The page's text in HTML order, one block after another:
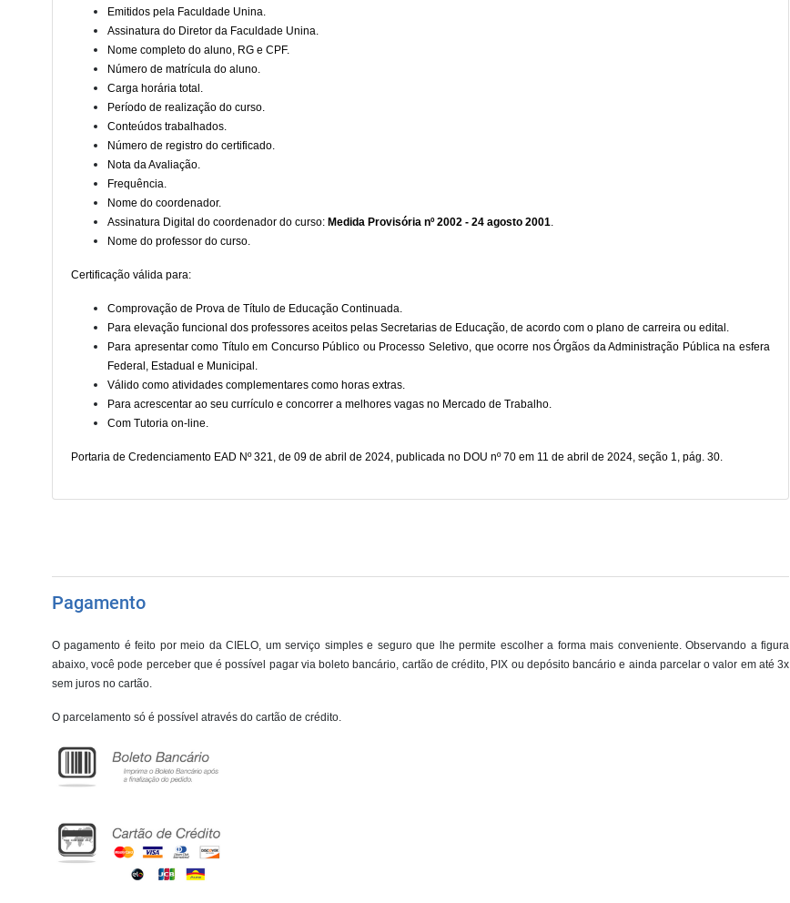
Emitidos pela Faculdade Unina.
Assinatura do Diretor da Faculdade Unina.
Nome completo do aluno, RG e CPF.
Número de matrícula do aluno.
Carga horária total.
Período de realização do curso.
Conteúdos trabalhados.
Número de registro do certificado.
Nota da Avaliação.
Frequência.
Nome do coordenador.
Assinatura Digital do coordenador do curso: Medida Provisória nº 2002 - 24 agosto 2001.
Nome do professor do curso.
Certificação válida para:
Comprovação de Prova de Título de Educação Continuada.
Para elevação funcional dos professores aceitos pelas Secretarias de Educação, de acordo com o plano de carreira ou edital.
Para apresentar como Título em Concurso Público ou Processo Seletivo, que ocorre nos Órgãos da Administração Pública na esfera
Federal, Estadual e Municipal.
Válido como atividades complementares como horas extras.
Para acrescentar ao seu currículo e concorrer a melhores vagas no Mercado de Trabalho.
Com Tutoria on-line.
Portaria de Credenciamento EAD Nº 321, de 09 de abril de 2024, publicada no DOU nº 70 em 11 de abril de 2024, seção 1, pág. 30.
Pagamento
O pagamento é feito por meio da CIELO, um serviço simples e seguro que lhe permite escolher a forma mais conveniente. Observando a figura
abaixo, você pode perceber que é possível pagar via boleto bancário, cartão de crédito, PIX ou depósito bancário e ainda parcelar o valor em até 3x
sem juros no cartão.
O parcelamento só é possível através do cartão de crédito.